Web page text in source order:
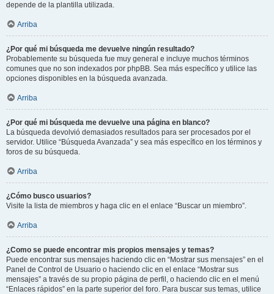
depende de la plantilla utilizada.
Arriba
¿Por qué mi búsqueda me devuelve ningún resultado?
Probablemente su búsqueda fue muy general e incluye muchos términos
comunes que no son indexados por phpBB. Sea más específico y utilice las
opciones disponibles en la búsqueda avanzada.
Arriba
¿Por qué mi búsqueda me devuelve una página en blanco?
La búsqueda devolvió demasiados resultados para ser procesados por el
servidor. Utilice “Búsqueda Avanzada” y sea más específico en los términos y
foros de su búsqueda.
Arriba
¿Cómo busco usuarios?
Visite la lista de miembros y haga clic en el enlace “Buscar un miembro”.
Arriba
¿Como se puede encontrar mis propios mensajes y temas?
Puede encontrar sus mensajes haciendo clic en “Mostrar sus mensajes” en el
Panel de Control de Usuario o haciendo clic en el enlace “Mostrar sus
mensajes” a través de su propio página de perfil, o haciendo clic en el menú
“Enlaces rápidos” en la parte superior del foro. Para buscar sus temas, utilice